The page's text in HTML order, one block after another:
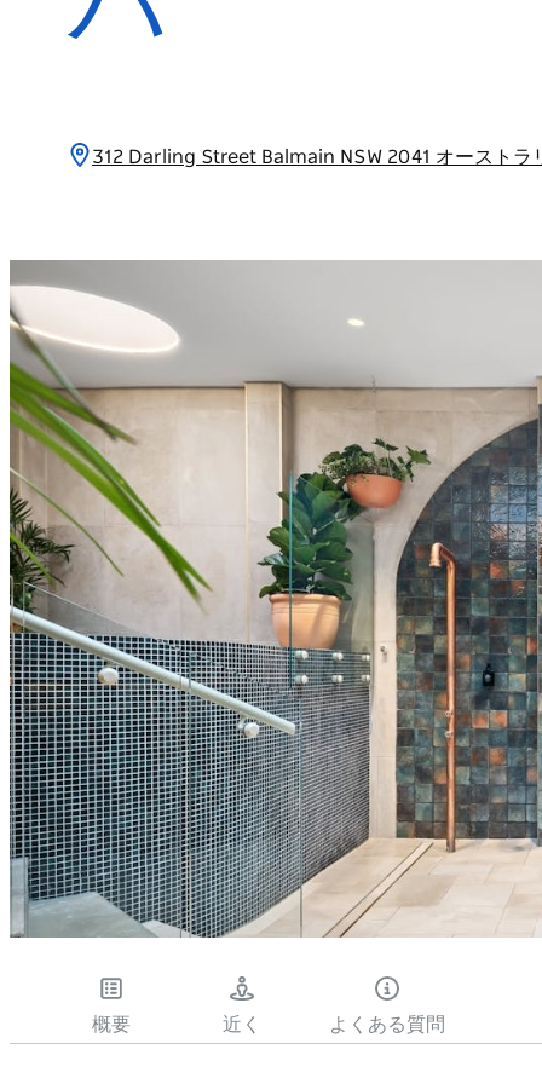
312 Darling Street Balmain NSW 2041 オーストラ
概要 近く よくある質問